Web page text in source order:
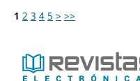
1 2 3 4 5 > >>